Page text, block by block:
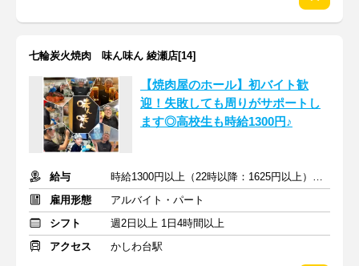
七輪炭火焼肉 味ん味ん 綾瀬店[14]
【焼肉屋のホール】初バイト歓
迎！失敗しても周りがサポートし
ます◎高校生も時給1300円♪
給与
時給1300円以上（22時以降：1625円以上）＋交通費支給
雇用形態
アルバイト・パート
シフト
週2日以上 1日4時間以上
アクセス
かしわ台駅